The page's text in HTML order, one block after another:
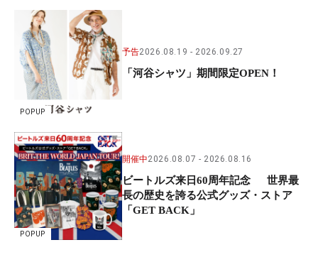
POPUP
予告2026.08.19 2026.09.27
「河谷シャツ」期間限定OPEN！
POPUP
開催中2026.08.07 2026.08.16
ビートルズ来日60周年記念 世界最
長の歴史を誇る公式グッズ・ストア
「GET BACK」